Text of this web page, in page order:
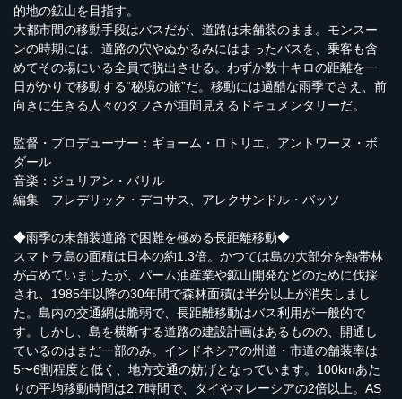
的地の鉱山を目指す。
大都市間の移動手段はバスだが、道路は未舗装のまま。モンスー
ンの時期には、道路の穴やぬかるみにはまったバスを、乗客も含
めてその場にいる全員で脱出させる。わずか数十キロの距離を一
日がかりで移動する“秘境の旅”だ。移動には過酷な雨季でさえ、前
向きに生きる人々のタフさが垣間見えるドキュメンタリーだ。
監督・プロデューサー：ギョーム・ロトリエ、アントワーヌ・ボ
ダール
音楽：ジュリアン・バリル
編集 フレデリック・デコサス、アレクサンドル・バッソ
◆雨季の未舗装道路で困難を極める長距離移動◆
スマトラ島の面積は日本の約1.3倍。かつては島の大部分を熱帯林
が占めていましたが、パーム油産業や鉱山開発などのために伐採
され、1985年以降の30年間で森林面積は半分以上が消失しまし
た。島内の交通網は脆弱で、長距離移動はバス利用が一般的で
す。しかし、島を横断する道路の建設計画はあるものの、開通し
ているのはまだ一部のみ。インドネシアの州道・市道の舗装率は
5〜6割程度と低く、地方交通の妨げとなっています。100kmあた
りの平均移動時間は2.7時間で、タイやマレーシアの2倍以上。AS